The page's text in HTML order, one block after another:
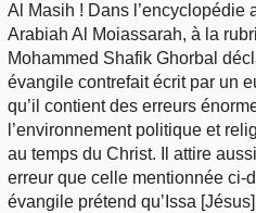
Al Masih ! Dans l’encyclopédie
Arabiah Al Moiassarah, à la
Mohammed Shafik Ghorbal
évangile contrefait écrit par un
qu’il contient des erreurs
l’environnement politique et
au temps du Christ. Il attire
erreur que celle mentionnée ci-
évangile prétend qu’Issa